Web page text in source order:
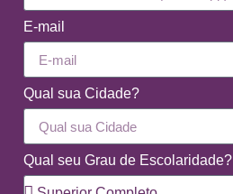
E-mail
Qual sua Cidade?
Qual seu Grau de Escolaridade?